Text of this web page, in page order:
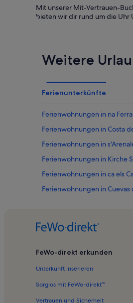
Mit unserer Mit-Vertrauen-
bieten wir dir rund um die Uhr
Weitere
Ferienunterkünfte
Ferienwohnungen in na
Ferienwohnungen in Costa
Ferienwohnungen in
Ferienwohnungen in Kirche
Ferienwohnungen in ca els
Ferienwohnungen in Cuevas
Ferienwohnungen in Cala
Ferienwohnungen in sa Aigua
FeWo-direkt erkunden
Unterkunft inserieren
Sorglos mit FeWo-direkt™
Vertrauen und Sicherheit